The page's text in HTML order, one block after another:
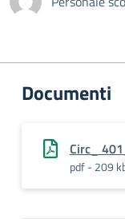
Documenti
Circ_
pdf - 209